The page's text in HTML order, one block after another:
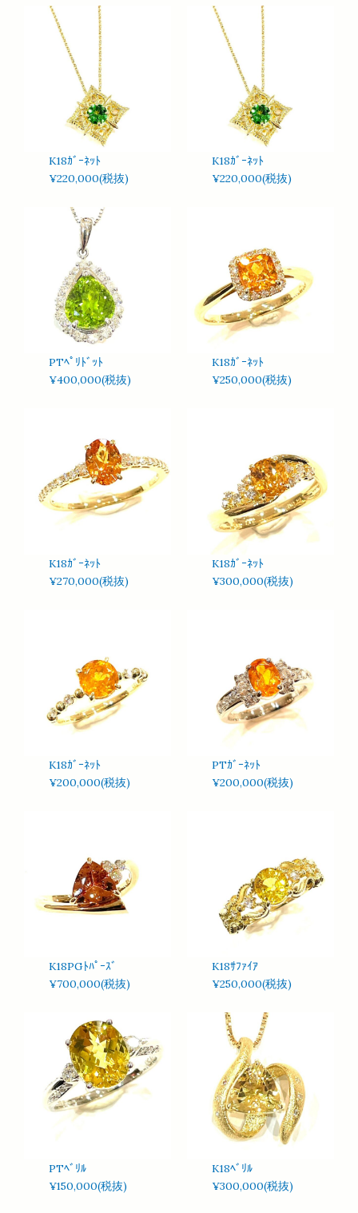
K18ｶﾞｰﾈｯﾄ
¥220,000(税抜)
K18ｶﾞｰﾈｯﾄ
¥220,000(税抜)
PTﾍﾟﾘﾄﾞｯﾄ
¥400,000(税抜)
K18ｶﾞｰﾈｯﾄ
¥250,000(税抜)
K18ｶﾞｰﾈｯﾄ
¥270,000(税抜)
K18ｶﾞｰﾈｯﾄ
¥300,000(税抜)
K18ｶﾞｰﾈｯﾄ
¥200,000(税抜)
PTｶﾞｰﾈｯﾄ
¥200,000(税抜)
K18PGﾄﾊﾟｰｽﾞ
¥700,000(税抜)
K18ｻﾌｧｲｱ
¥250,000(税抜)
PTﾍﾞﾘﾙ
¥150,000(税抜)
K18ﾍﾞﾘﾙ
¥300,000(税抜)